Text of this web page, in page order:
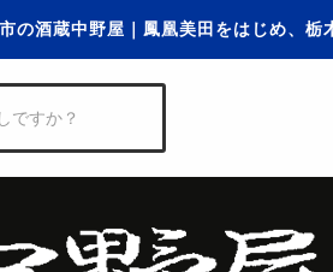
の酒蔵中野屋｜鳳凰美田をはじめ、